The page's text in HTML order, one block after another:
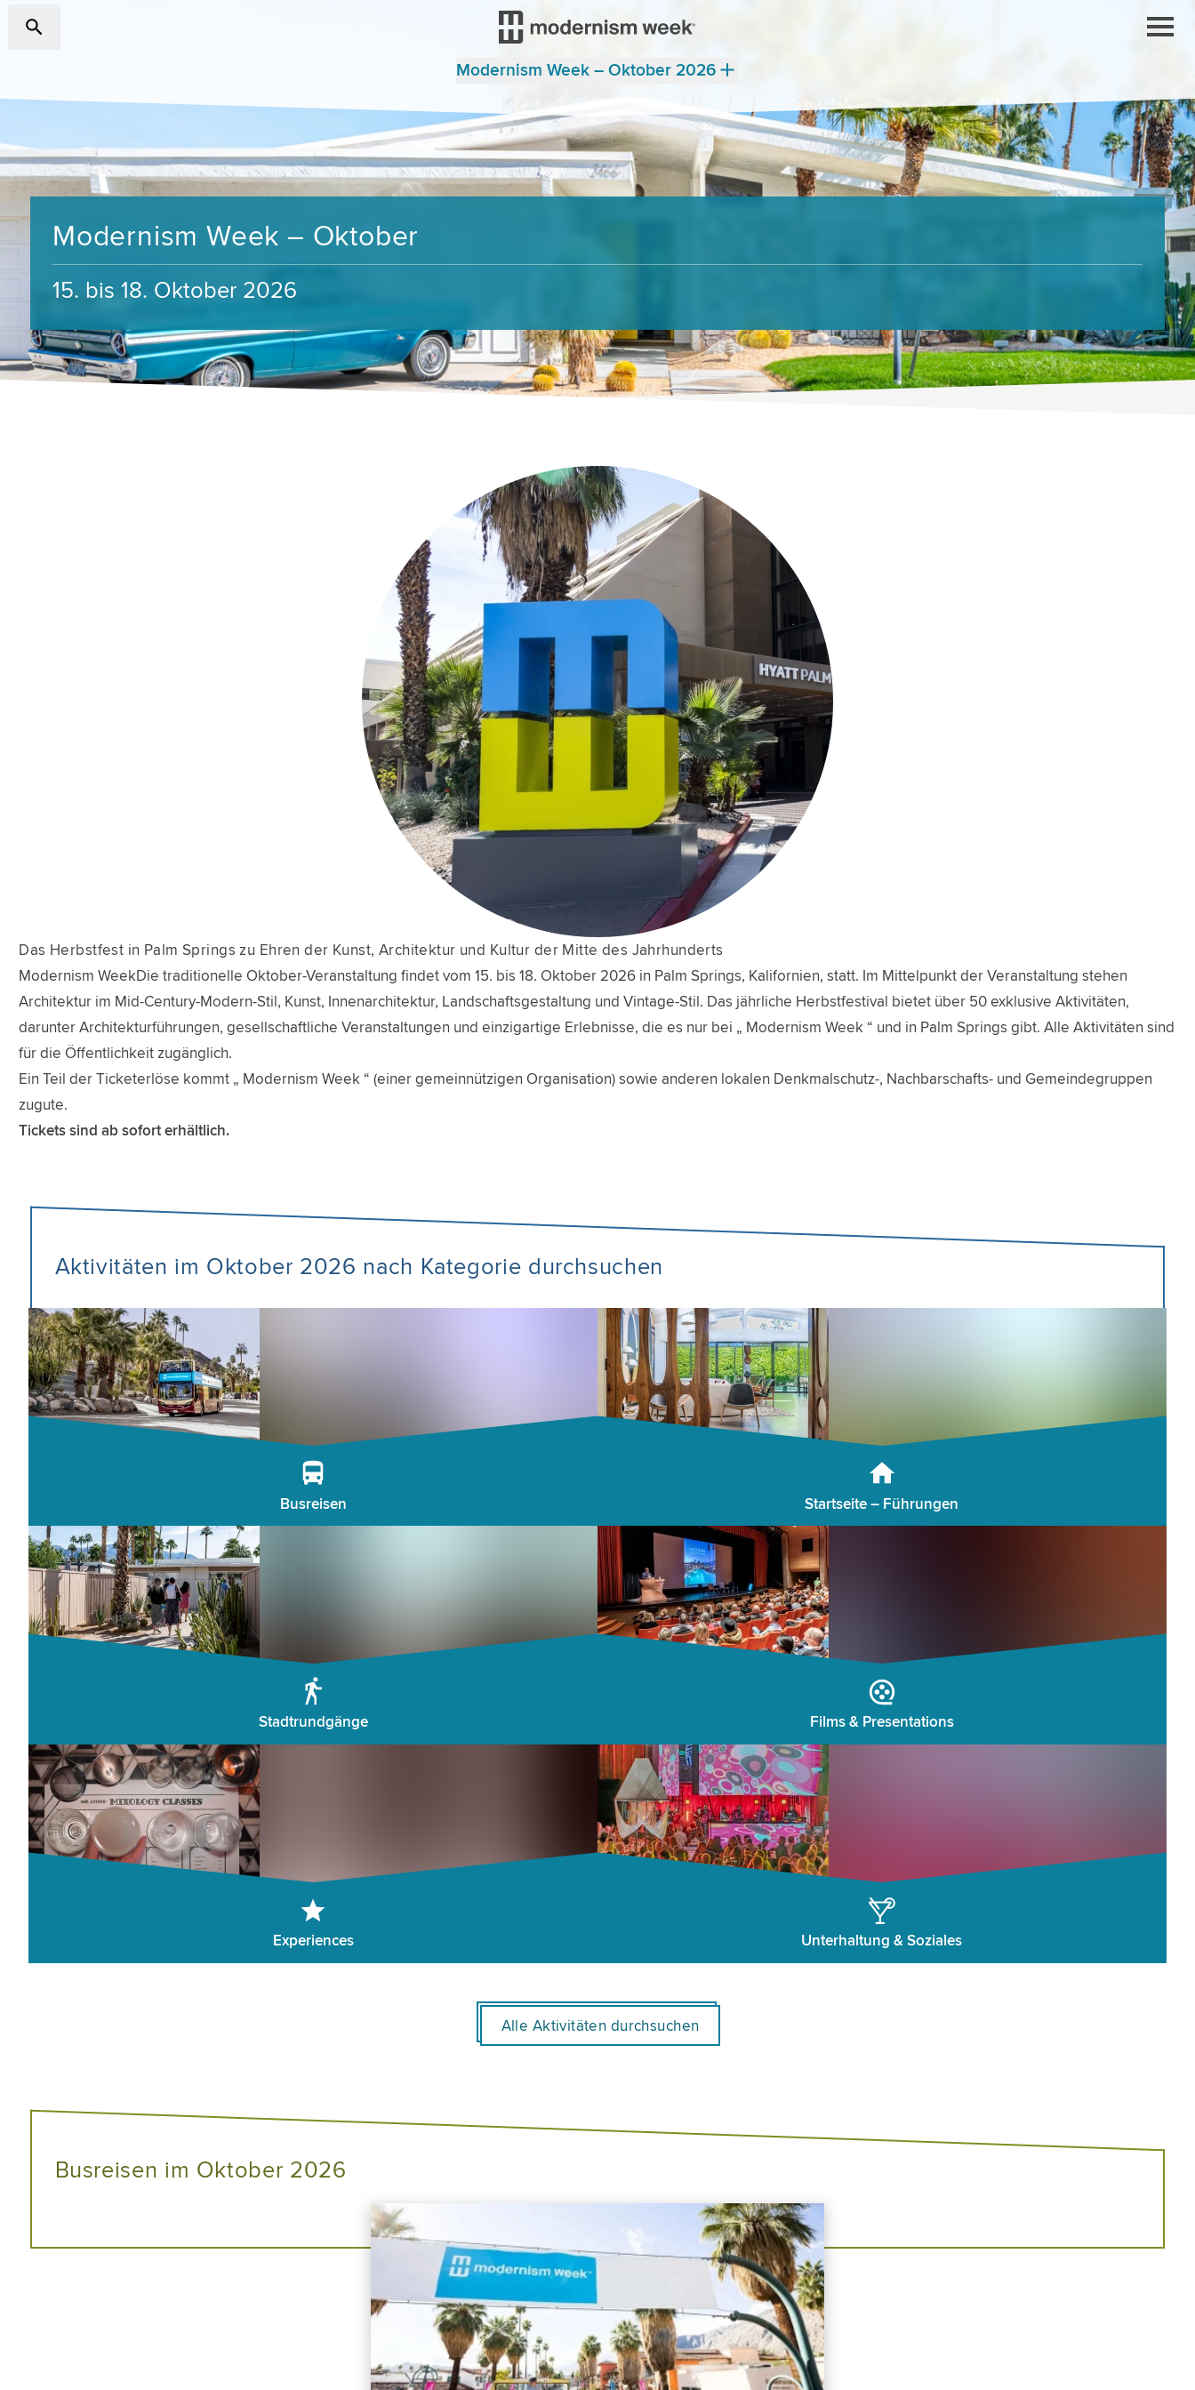
Modernism Week – Oktober 2026
Modernism Week – Oktober
15. bis 18. Oktober 2026
Das Herbstfest in Palm Springs zu Ehren der Kunst, Architektur und Kultur der Mitte des Jahrhunderts
Modernism WeekDie traditionelle Oktober-Veranstaltung findet vom 15. bis 18. Oktober 2026 in Palm Springs, Kalifornien, statt. Im Mittelpunkt der Veranstaltung stehen
Architektur im Mid-Century-Modern-Stil, Kunst, Innenarchitektur, Landschaftsgestaltung und Vintage-Stil. Das jährliche Herbstfestival bietet über 50 exklusive Aktivitäten,
darunter Architekturführungen, gesellschaftliche Veranstaltungen und einzigartige Erlebnisse, die es nur bei „ Modernism Week “ und in Palm Springs gibt. Alle Aktivitäten sind
für die Öffentlichkeit zugänglich.
Ein Teil der Ticketerlöse kommt „ Modernism Week “ (einer gemeinnützigen Organisation) sowie anderen lokalen Denkmalschutz-, Nachbarschafts- und Gemeindegruppen
zugute.
Tickets sind ab sofort erhältlich.
Aktivitäten im Oktober 2026 nach Kategorie durchsuchen
Busreisen Startseite – Führungen
Stadtrundgänge Films & Presentations
Experiences Unterhaltung & Soziales
Alle Aktivitäten durchsuchen
Busreisen im Oktober 2026